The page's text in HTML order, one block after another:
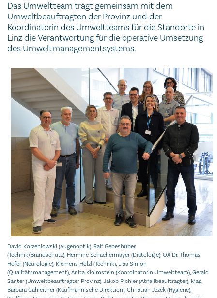
Das Umweltteam trägt gemeinsam mit dem
Umweltbeauftragten der Provinz und der
Koordinatorin des Umweltteams für die Standorte in
Linz die Verantwortung für die operative Umsetzung
des Umweltmanagementsystems.
David Korzeniowski (Augenoptik), Ralf Gebeshuber
(Technik/Brandschutz), Hermine Schachermayer (Diätologie), OA Dr. Thomas
Hofer (Neurologie), Klemens Hölzl (Technik), Lisa Simon
(Qualitätsmanagement), Anita Kloimstein (Koordinatorin Umweltteam), Gerald
Santer (Umweltbeauftragter Provinz), Jakob Pichler (Abfallbeauftragter), Mag.
Barbara Gahleitner (Kaufmännische Direktion), Christian Jezek (Hygiene),